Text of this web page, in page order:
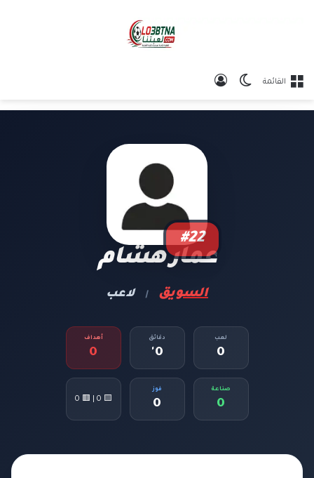
القائمة الوضع المظلم
#22
عمار هشام
السويق | لاعب
لعب
0
دقائق
0'
أهداف
0
صناعة
0
فوز
0
🟨 0 | 🟥 0